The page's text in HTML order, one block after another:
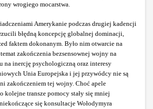
wrogiego mocarstwa.
Amerykanie podczas drugiej kadencji
błędną koncepcję globalnej dominacji,
faktem dokonanym. Było nim otwarcie na
zakończenia bezsensownej wojny na
na inercję psychologiczną oraz interesy
Unia Europejska i jej przywódcy nie są
zakończeniem tej wojny. Choć apele
kolejne transze pomocy stały się mniej
się konsultacje Wołodymyra